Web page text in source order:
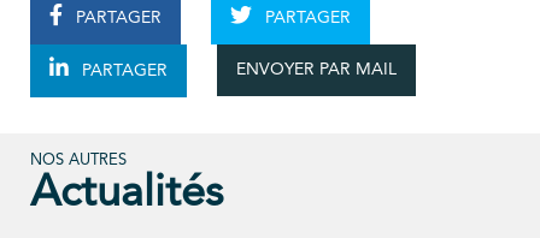
PARTAGER PARTAGER
PARTAGER ENVOYER PAR MAIL
NOS AUTRES
Actualités